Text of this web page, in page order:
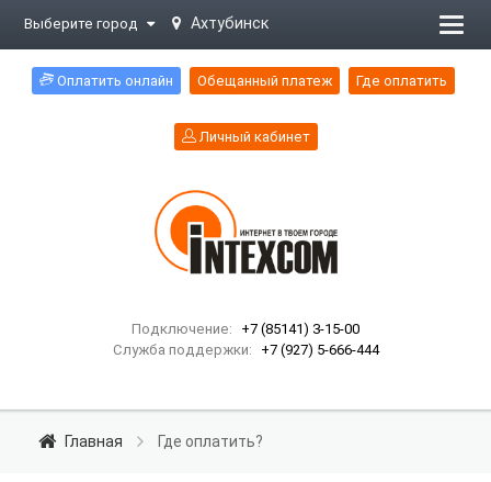
Выберите город Ахтубинск
Оплатить онлайн Обещанный платеж Где оплатить
Личный кабинет
Подключение:
+7 (85141) 3-15-00
Служба поддержки:
+7 (927) 5-666-444
Главная Где оплатить?